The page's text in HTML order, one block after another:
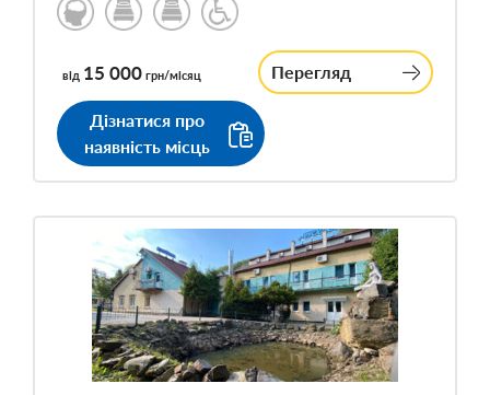
від 15 000 грн/місяц Перегляд
Дізнатися про
наявність місць